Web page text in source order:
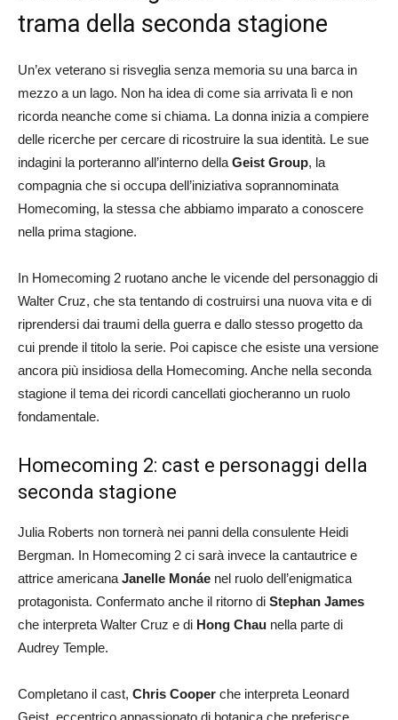
trama della seconda stagione
Un’ex veterano si risveglia senza memoria su una barca in
mezzo a un lago. Non ha idea di come sia arrivata lì e non
ricorda neanche come si chiama. La donna inizia a compiere
delle ricerche per cercare di ricostruire la sua identità. Le sue
indagini la porteranno all’interno della Geist Group, la
compagnia che si occupa dell’iniziativa soprannominata
Homecoming, la stessa che abbiamo imparato a conoscere
nella prima stagione.
In Homecoming 2 ruotano anche le vicende del personaggio di
Walter Cruz, che sta tentando di costruirsi una nuova vita e di
riprendersi dai traumi della guerra e dallo stesso progetto da
cui prende il titolo la serie. Poi capisce che esiste una versione
ancora più insidiosa della Homecoming. Anche nella seconda
stagione il tema dei ricordi cancellati giocheranno un ruolo
fondamentale.
Homecoming 2: cast e personaggi della
seconda stagione
Julia Roberts non tornerà nei panni della consulente Heidi
Bergman. In Homecoming 2 ci sarà invece la cantautrice e
attrice americana Janelle Monáe nel ruolo dell’enigmatica
protagonista. Confermato anche il ritorno di Stephan James
che interpreta Walter Cruz e di Hong Chau nella parte di
Audrey Temple.
Completano il cast, Chris Cooper che interpreta Leonard
Geist, eccentrico appassionato di botanica che preferisce